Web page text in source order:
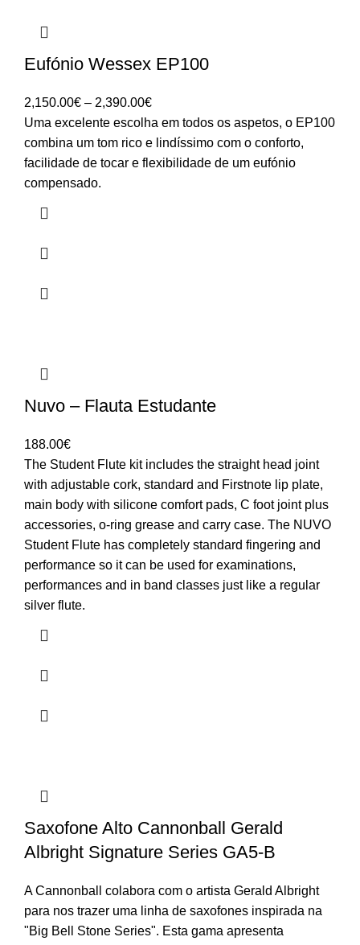
Eufónio Wessex EP100
2,150.00€ – 2,390.00€Price
range:
2,150.00€
through
Uma excelente escolha em todos os aspetos, o EP100
combina um tom rico e lindíssimo com o conforto,
facilidade de tocar e flexibilidade de um eufónio
compensado.
Nuvo – Flauta Estudante
188.00€
The Student Flute kit includes the straight head joint
with adjustable cork, standard and Firstnote lip plate,
main body with silicone comfort pads, C foot joint plus
accessories, o-ring grease and carry case. The NUVO
Student Flute has completely standard fingering and
performance so it can be used for examinations,
performances and in band classes just like a regular
silver flute.
Saxofone Alto Cannonball Gerald
Albright Signature Series GA5-B
A Cannonball colabora com o artista Gerald Albright
para nos trazer uma linha de saxofones inspirada na
"Big Bell Stone Series". Esta gama apresenta